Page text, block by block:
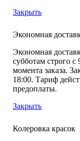
Закрыть
Экономная
Экономная
субботам строго
момента заказа.
18:00. Тариф
предоплаты.
Закрыть
Колеровка красок